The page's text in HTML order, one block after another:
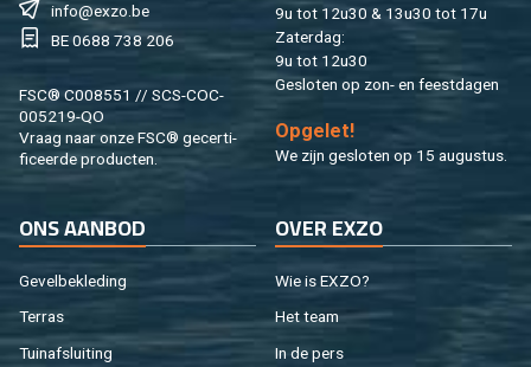
info@​exzo.​be
BE 0688 738 206
FSC® C008551 // SCS-COC-
005219-QO
Vraag naar onze FSC® ge­cer­ti­
fi­ceer­de pro­duc­ten.
9u tot 12u30 & 13u30 tot 17u
Za­ter­dag:
9u tot 12u30
Ge­slo­ten op zon- en feest­da­gen
Op­ge­let!
We zijn ge­slo­ten op 15 au­gus­tus.
ONS AAN­BOD
Ge­vel­be­kle­ding
Ter­ras
Tuin­af­slui­ting
OVER EXZO
Wie is EXZO?
Het team
In de pers